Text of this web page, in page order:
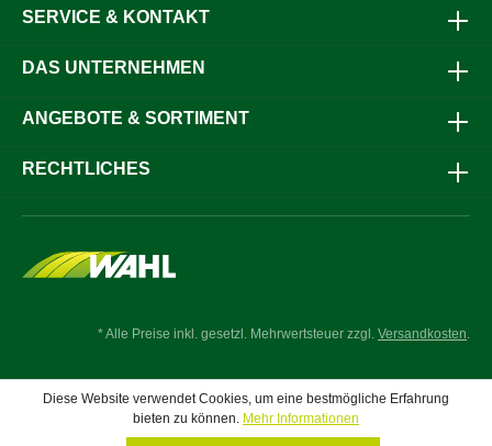
SERVICE & KONTAKT
DAS UNTERNEHMEN
ANGEBOTE & SORTIMENT
RECHTLICHES
* Alle Preise inkl. gesetzl. Mehrwertsteuer zzgl. Versandkosten.
Diese Website verwendet Cookies, um eine bestmögliche Erfahrung
bieten zu können. Mehr Informationen